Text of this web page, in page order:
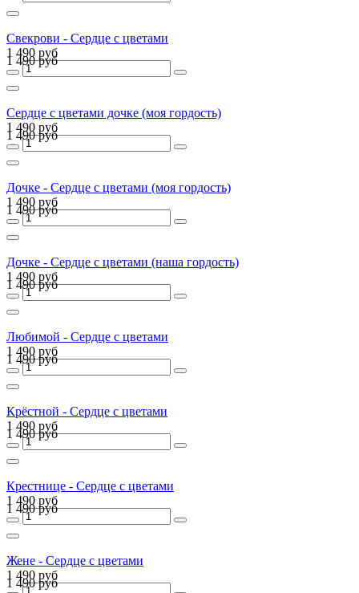
Свекрови - Сердце с цветами
1 490 руб
1 490 руб
Сердце с цветами дочке (моя гордость)
1 490 руб
1 490 руб
Дочке - Сердце с цветами (моя гордость)
1 490 руб
1 490 руб
Дочке - Сердце с цветами (наша гордость)
1 490 руб
1 490 руб
Любимой - Сердце с цветами
1 490 руб
1 490 руб
Крёстной - Сердце с цветами
1 490 руб
1 490 руб
Крестнице - Сердце с цветами
1 490 руб
1 490 руб
Жене - Сердце с цветами
1 490 руб
1 490 руб